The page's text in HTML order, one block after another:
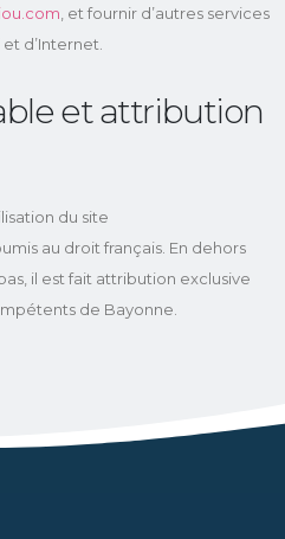
, et fournir d’autres services
d’Internet.
et attribution
du site
au droit français. En dehors
il est fait attribution exclusive
de Bayonne.